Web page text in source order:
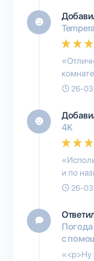
26-
4K
и по
26-
Погода
с
«<p>Ну